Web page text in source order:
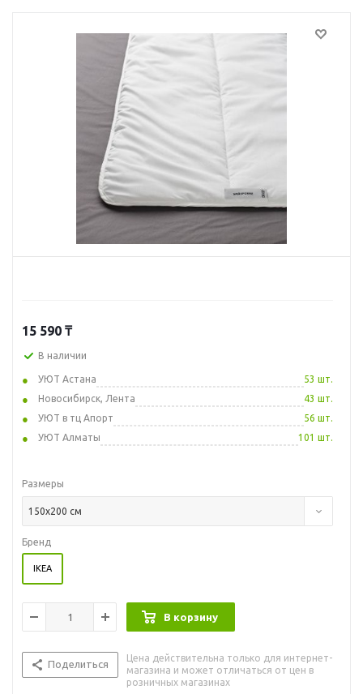
15 590 ₸
В наличии
УЮТ Астана
53 шт.
Новосибирск, Лента
43 шт.
УЮТ в тц Апорт
56 шт.
УЮТ Алматы
101 шт.
Размеры
150x200 см
Бренд
IKEA
В корзину
Поделиться
Цена действительна только для интернет-
магазина и может отличаться от цен в
розничных магазинах